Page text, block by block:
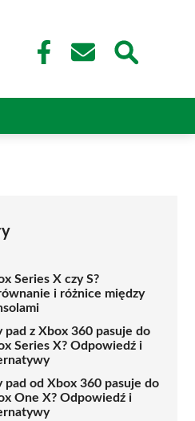
Series X czy S?
i różnice między
pad z Xbox 360 pasuje do
Series X? Odpowiedź i
pad od Xbox 360 pasuje do
One X? Odpowiedź i